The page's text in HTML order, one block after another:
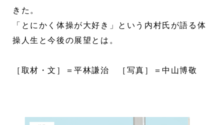
きた。
「とにかく体操が大好き」という内村氏が語る体
操人生と今後の展望とは。
［取材・文］＝平林謙治 ［写真］＝中山博敬